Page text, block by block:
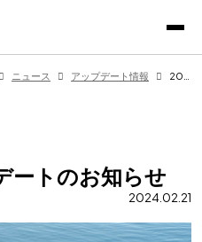
ブステ」（
ニュース アップデート情報 2024年2月アップデートのお知らせ
ートのお知らせ
2024.02.21